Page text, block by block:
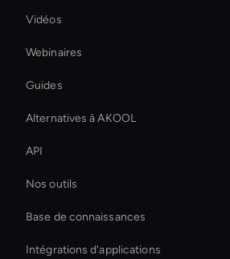
Vidéos
Webinaires
Guides
Alternatives à AKOOL
API
Nos outils
Base de connaissances
Intégrations d'applications